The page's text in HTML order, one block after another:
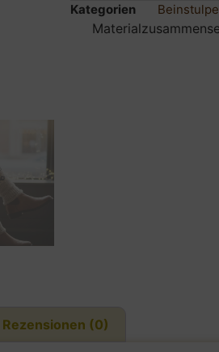
Kategorien
Rezensionen (0)